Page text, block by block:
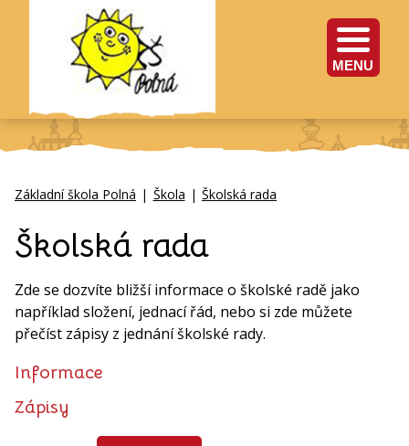
MENU
Základní škola Polná | Škola | Školská rada
Školská rada
Zde se dozvíte bližší informace o školské radě jako
například složení, jednací řád, nebo si zde můžete
přečíst zápisy z jednání školské rady.
Informace
Zápisy